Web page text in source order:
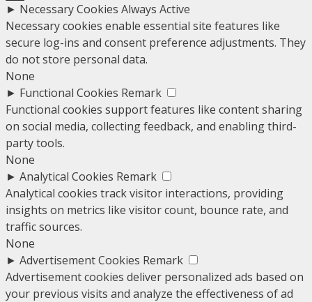
► Necessary Cookies Always Active
Necessary cookies enable essential site features like
secure log-ins and consent preference adjustments. They
do not store personal data.
None
► Functional Cookies Remark
Functional cookies support features like content sharing
on social media, collecting feedback, and enabling third-
party tools.
None
► Analytical Cookies Remark
Analytical cookies track visitor interactions, providing
insights on metrics like visitor count, bounce rate, and
traffic sources.
None
► Advertisement Cookies Remark
Advertisement cookies deliver personalized ads based on
your previous visits and analyze the effectiveness of ad